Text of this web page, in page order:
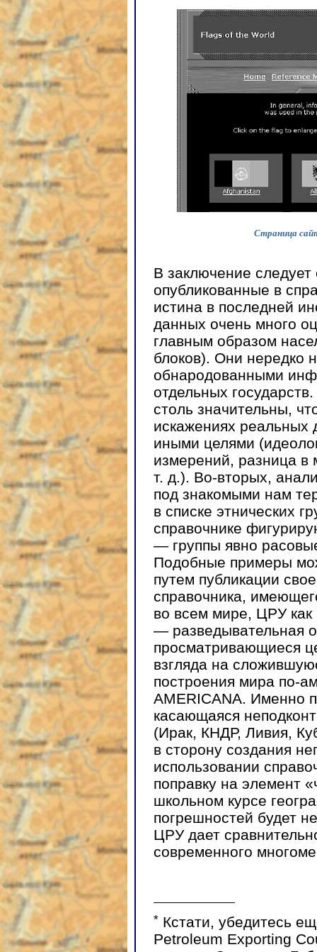
Страница
В заключение следует
опубликованные в
истина в последней
данных очень много
главным образом
блоков). Они нередко
обнародованными
отдельных
столь значительны,
искажениях
иными целями
измерений, разница в
т. д.). Во-вторых,
под знакомыми нам
в списке этнических
справочнике
— группы явно
Подобные примеры
путем публикации
справочника,
во всем мире, ЦРУ как
— разведывательная
просматривающиеся
взгляда на
построения мира по-
AMERICANA. Именно
касающаяся
(Ирак, КНДР, Ливия,
в сторону создания
использовании
поправку на элемент
школьном курсе
погрешностей будет
ЦРУ дает
современного
* Кстати, убедитесь
Petroleum Exporting